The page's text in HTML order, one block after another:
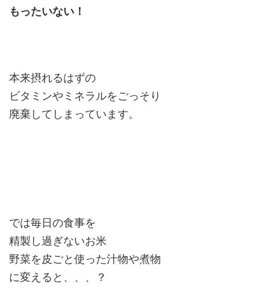
もったいない！
本来摂れるはずの
ビタミンやミネラルをごっそり
廃棄してしまっています。
では毎日の食事を
精製し過ぎないお米
野菜を皮ごと使った汁物や煮物
に変えると、、、？